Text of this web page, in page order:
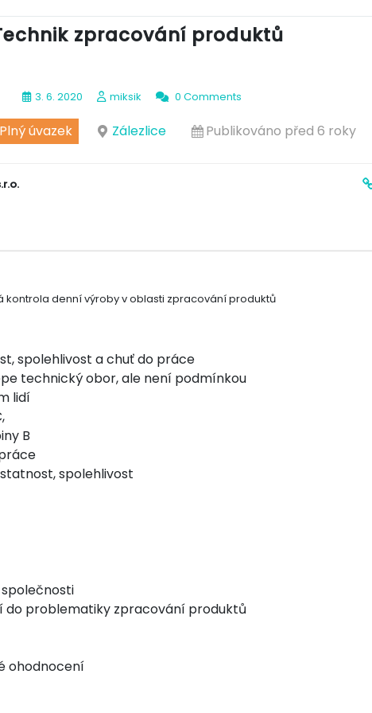
zpracování produktů
3. 6. 2020 miksik 0 Comments
Plný úvazek Zálezlice Publikováno před 6 roky
kontrola denní výroby v oblasti zpracování produktů
spolehlivost a chuť do práce
technický obor, ale není podmínkou
lidí
B
spolehlivost
do problematiky zpracování produktů
ohodnocení